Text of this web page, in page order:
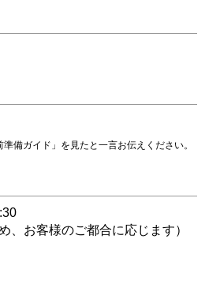
備ガイド」を見たと一言お伝えください。
、お客様のご都合に応じます）